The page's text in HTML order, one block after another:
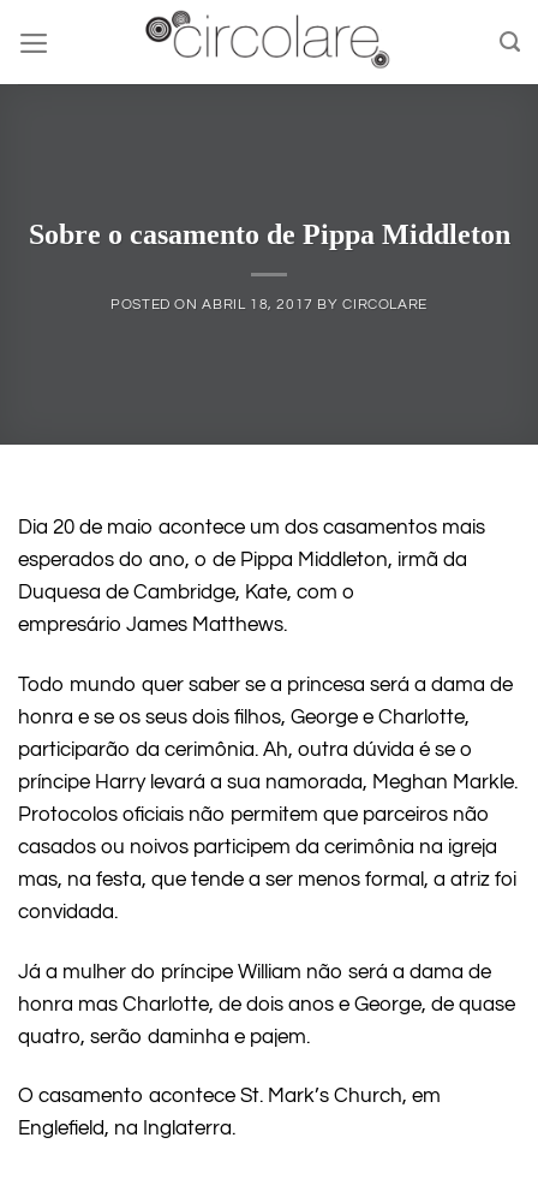
content
Sobre o casamento de Pippa Middleton
POSTED ONABRIL 18, 2017 BYCIRCOLARE
Dia 20 de maio acontece um dos casamentos mais
esperados do ano, o de Pippa Middleton, irmã da
Duquesa de Cambridge, Kate, com o
empresário James Matthews.
Todo mundo quer saber se a princesa será a dama de
honra e se os seus dois filhos, George e Charlotte,
participarão da cerimônia. Ah, outra dúvida é se o
príncipe Harry levará a sua namorada, Meghan Markle.
Protocolos oficiais não permitem que parceiros não
casados ou noivos participem da cerimônia na igreja
mas, na festa, que tende a ser menos formal, a atriz foi
convidada.
Já a mulher do príncipe William não será a dama de
honra mas Charlotte, de dois anos e George, de quase
quatro, serão daminha e pajem.
O casamento acontece St. Mark’s Church, em
Englefield, na Inglaterra.